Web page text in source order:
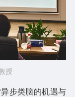
授
步类脑的机遇与